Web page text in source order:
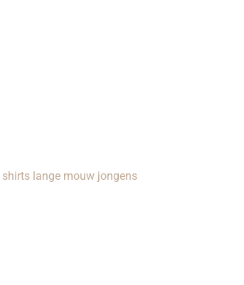
shirts lange mouw jongens